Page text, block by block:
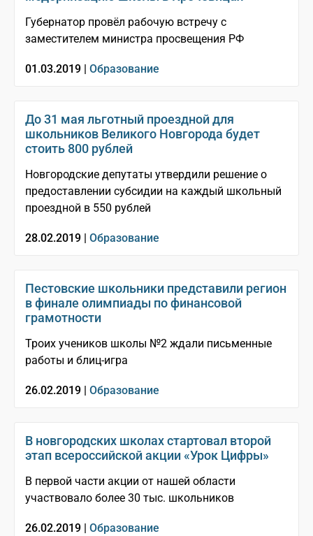
Губернатор провёл рабочую встречу с
заместителем министра просвещения РФ
01.03.2019 | Образование
До 31 мая льготный проездной для
школьников Великого Новгорода будет
стоить 800 рублей
Новгородские депутаты утвердили решение о
предоставлении субсидии на каждый школьный
проездной в 550 рублей
28.02.2019 | Образование
Пестовские школьники представили регион
в финале олимпиады по финансовой
грамотности
Троих учеников школы №2 ждали письменные
работы и блиц-игра
26.02.2019 | Образование
В новгородских школах стартовал второй
этап всероссийской акции «Урок Цифры»
В первой части акции от нашей области
участвовало более 30 тыс. школьников
26.02.2019 | Образование